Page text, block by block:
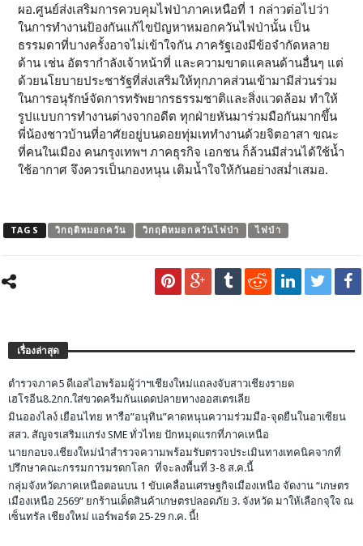
ผอ.ศูนย์ส่งเสริมการควบคุมไฟป่าภาคเหนือที่ 1 กล่าวต่อไปว่า
ในการทำงานป้องกันแก้ไขปัญหาหมอกควันไฟป่านั้น เป็น
ธรรมดาที่บางครั้งอาจไม่เข้าใจกัน ภาครัฐเองมีข้อจำกัดหลาย
ด้าน เช่น อัตรากำลังเจ้าหน้าที่ และความขาดแคลนด้านอื่นๆ แต่
ด้วยนโยบายประชารัฐที่ส่งเสริมให้ทุกภาคส่วนเข้ามามีส่วนร่วม
ในการอนุรักษ์จัดการทรัพยากรธรรมชาติและสิ่งแวดล้อม ทำให้
รูปแบบการทำงานต่างจากอดีต ทุกฝ่ายหันมาร่วมมือกันมากขึ้น
พี่น้องชาวบ้านที่อาศัยอยู่บนดอยทุ่มเททำงานด้วยจิตอาสา ขณะ
ที่คนในเมือง คนกรุงเทพฯ ภาคธุรกิจ เอกชน ก็ล้วนมีส่วนได้ใช้น้ำ
ใช้อากาศ จึงควรเป็นกองหนุน เติมน้ำใจให้กันอย่างสม่ำเสมอ.
TAGS วิกฤติหมอกควัน วิกฤติหมอกควันไฟป่า ไฟป่า
เรื่องล่าสุด
ตำรวจภาค5 ดีเอสไอพร้อมผู้ว่าฯเชียงใหม่แถลงจับสาวเชียงรายด
เฮโรอีน8.2กก.ใส่ขวดครีมกันแดดปลายทางออสเตรเลีย
มินอองไลง์ เยือนไทย หารือ”อนุทิน”คาดหนุนความร่วมมือ-จุดยืนในอาเซียน
สสว. สัญจรเสริมแกร่ง SME ทั่วไทย ปักหมุดแรกที่ภาคเหนือ
นายกอบจ.เชียงใหม่นำสำรวจความพร้อมรับตรวจประเมินทางเทคนิคจากที่
ปรึกษาคณะกรรมการมรดกโลก ที่จะลงพื้นที่ 3-8 ส.ค.นี้
กลุ่มจังหวัดภาคเหนือตอนบน 1 ขับเคลื่อนเศรษฐกิจเมืองเหนือ จัดงาน “เกษตร
เมืองเหนือ 2569” ยกร้านเด็ดสินค้าเกษตรปลอดภัย 3. จังหวัด มาให้เลือกจุใจ ณ
เซ็นทรัล เชียงใหม่ แอร์พอร์ต 25-29 ก.ค. นี้!